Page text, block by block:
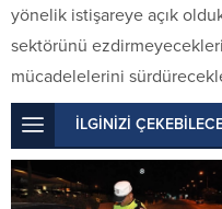
yönelik istişareye açık
sektörünü
mücadelelerini
İLGİNİZİ